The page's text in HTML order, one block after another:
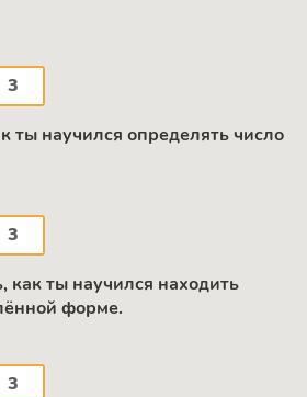
3
ты научился определять число
3
как ты научился находить
форме.
3